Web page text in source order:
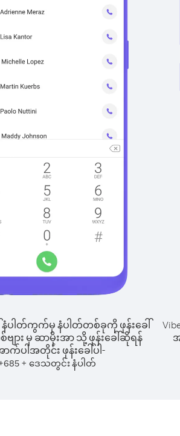
ါ်နံပါတ်ကွက်မှ နံပါတ်တစ်ခုကို ဖုန်းခေါ်
ဗျား မှ ဆာမိုးအာ သို့ ဖုန်းခေါ်ဆိုရန်
က်ပါအတိုင်း ဖုန်းခေါ်ပါ-
685 + ဒေသတွင်း နံပါတ်